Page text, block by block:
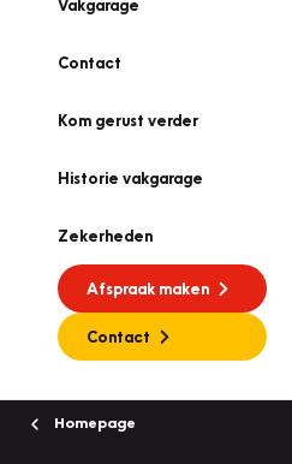
Vakgarage
Contact
Kom gerust verder
Historie vakgarage
Zekerheden
Afspraak maken
Contact
Homepage